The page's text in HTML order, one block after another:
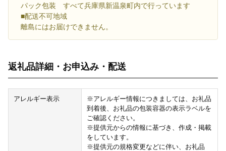
パック包装 すべて兵庫県新温泉町内で行っています
■配送不可地域
離島にはお届けできません。
返礼品詳細・お申込み・配送
アレルギー表示
※アレルギー情報につきましては、お礼品
到着後、お礼品の包装容器の表示ラベルを
ご確認ください。
※提供元からの情報に基づき、作成・掲載
をしています。
※提供元の規格変更などに伴い、お礼品